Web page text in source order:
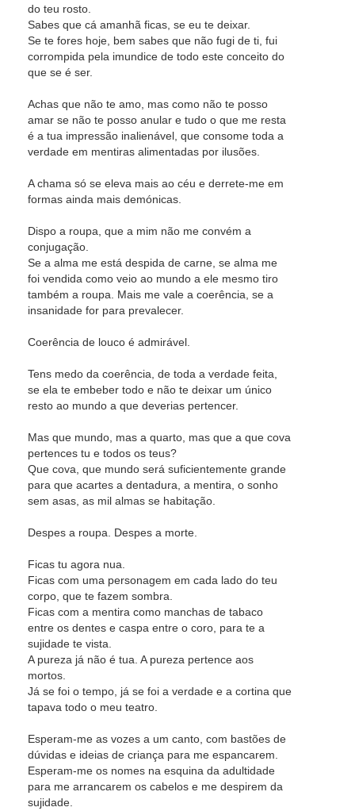
do teu rosto.
Sabes que cá amanhã ficas, se eu te deixar.
Se te fores hoje, bem sabes que não fugi de ti, fui
corrompida pela imundice de todo este conceito do
que se é ser.
Achas que não te amo, mas como não te posso
amar se não te posso anular e tudo o que me resta
é a tua impressão inalienável, que consome toda a
verdade em mentiras alimentadas por ilusões.
A chama só se eleva mais ao céu e derrete-me em
formas ainda mais demónicas.
Dispo a roupa, que a mim não me convém a
conjugação.
Se a alma me está despida de carne, se alma me
foi vendida como veio ao mundo a ele mesmo tiro
também a roupa. Mais me vale a coerência, se a
insanidade for para prevalecer.
Coerência de louco é admirável.
Tens medo da coerência, de toda a verdade feita,
se ela te embeber todo e não te deixar um único
resto ao mundo a que deverias pertencer.
Mas que mundo, mas a quarto, mas que a que cova
pertences tu e todos os teus?
Que cova, que mundo será suficientemente grande
para que acartes a dentadura, a mentira, o sonho
sem asas, as mil almas se habitação.
Despes a roupa. Despes a morte.
Ficas tu agora nua.
Ficas com uma personagem em cada lado do teu
corpo, que te fazem sombra.
Ficas com a mentira como manchas de tabaco
entre os dentes e caspa entre o coro, para te a
sujidade te vista.
A pureza já não é tua. A pureza pertence aos
mortos.
Já se foi o tempo, já se foi a verdade e a cortina que
tapava todo o meu teatro.
Esperam-me as vozes a um canto, com bastões de
dúvidas e ideias de criança para me espancarem.
Esperam-me os nomes na esquina da adultidade
para me arrancarem os cabelos e me despirem da
sujidade.